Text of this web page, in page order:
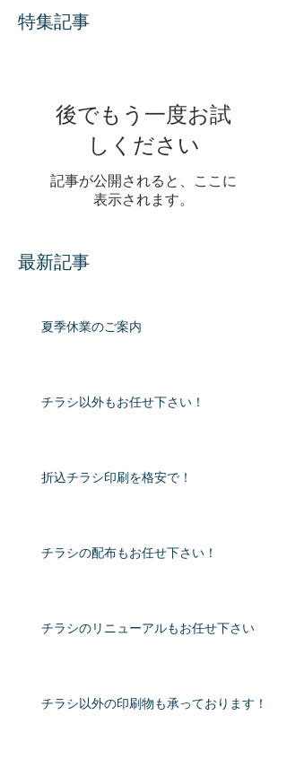
特集記事
後でもう一度お試
しください
記事が公開されると、ここに
表示されます。
最新記事
夏季休業のご案内
チラシ以外もお任せ下さい！
折込チラシ印刷を格安で！
チラシの配布もお任せ下さい！
チラシのリニューアルもお任せ下さい
チラシ以外の印刷物も承っております！